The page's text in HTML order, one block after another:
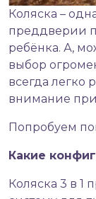
Коляска –
преддверии
ребёнка. А,
выбор
всегда легко
внимание при
Попробуем
Какие
Коляска 3 в 1